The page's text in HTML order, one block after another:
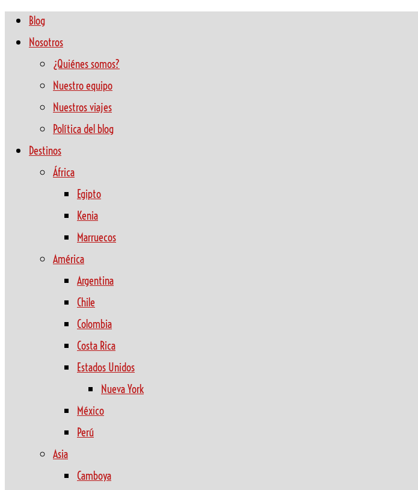
Blog
Nosotros
¿Quiénes somos?
Nuestro equipo
Nuestros viajes
Política del blog
Destinos
África
Egipto
Kenia
Marruecos
América
Argentina
Chile
Colombia
Costa Rica
Estados Unidos
Nueva York
México
Perú
Asia
Camboya